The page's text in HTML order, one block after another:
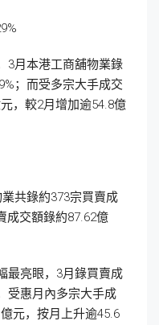
3月本港工商舖物業錄
；而受多宗大手成交
，較2月增加逾54.8億
共錄約373宗買賣成
成交額錄約87.62億
最亮眼，3月錄買賣成
受惠月內多宗大手成
元，按月上升逾45.6